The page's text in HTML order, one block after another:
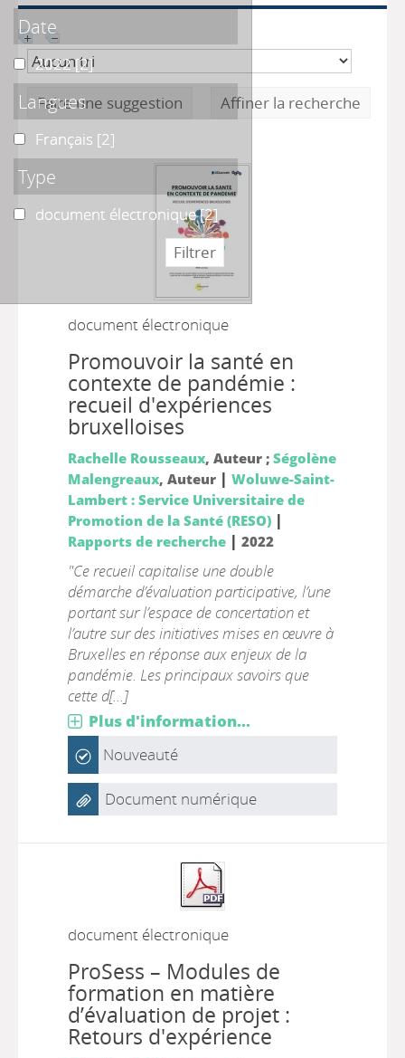
Faire une suggestion Affiner la recherche
document électronique
Promouvoir la santé en
contexte de pandémie :
recueil d'expériences
bruxelloises
Rachelle Rousseaux, Auteur ; Ségolène
Malengreaux, Auteur | Woluwe-Saint-
Lambert : Service Universitaire de
Promotion de la Santé (RESO)|
Rapports de recherche| 2022
"Ce recueil capitalise une double
démarche d’évaluation participative, l’une
portant sur l’espace de concertation et
l’autre sur des initiatives mises en œuvre à
Bruxelles en réponse aux enjeux de la
pandémie. Les principaux savoirs que
cette d[...]
Plus d'information...
Nouveauté
Document numérique
document électronique
ProSess – Modules de
formation en matière
d’évaluation de projet :
Retours d'expérience
Date
20222022[2]
Langues
Français
Français [2]
Type
document électronique
document électronique[2]